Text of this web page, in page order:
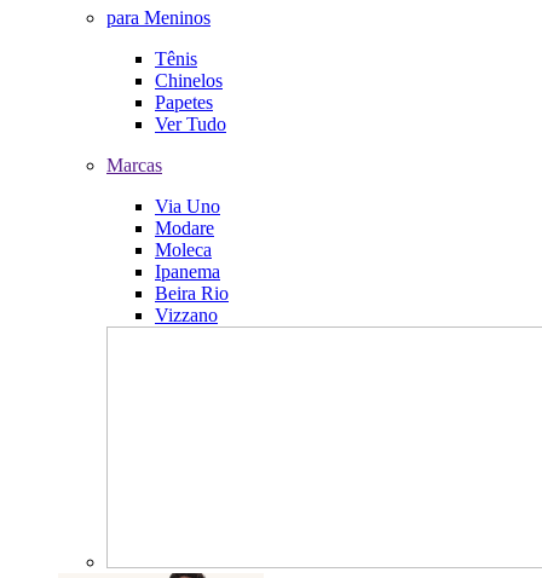
para Meninos
Tênis
Chinelos
Papetes
Ver Tudo
Marcas
Via Uno
Modare
Moleca
Ipanema
Beira Rio
Vizzano